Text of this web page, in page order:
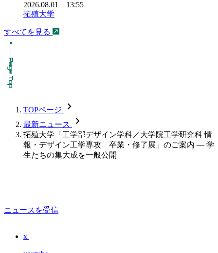
2026.08.01 13:55
拓殖大学
すべてを見る
TOPページ chevron_forward
最新ニュース chevron_forward
拓殖大学「工学部デザイン学科／大学院工学研究科 情
報・デザイン工学専攻 卒業・修了展」のご案内 — 学
生たちの集大成を一般公開
ニュースを受信
x